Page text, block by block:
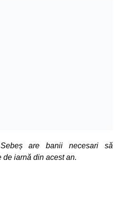
Sebeș are banii necesari să
iarnă din acest an.